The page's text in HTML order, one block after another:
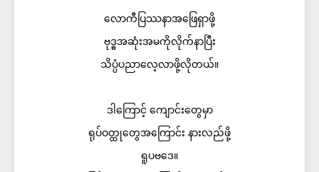
လောကီပြဿနာအဖြေရှာဖို့
ဗုဒ္ဓအဆုံးအမကိုလိုက်နာပြီး
သိပ္ပံပညာလေ့လာဖို့လိုတယ်။
ဒါကြောင့် ကျောင်းတွေမှာ
ရုပ်ဝတ္ထုတွေအကြောင်း နားလည်ဖို့
ရူပဗဒေ။